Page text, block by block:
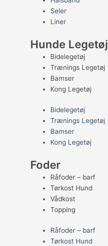
Seler
Liner
Hunde Legetøj
Bidelegetøj
Trænings Legetøj
Bamser
Kong Legetøj
Bidelegetøj
Trænings Legetøj
Bamser
Kong Legetøj
Foder
Råfoder – barf
Tørkost Hund
Vådkost
Topping
Råfoder – barf
Tørkost Hund